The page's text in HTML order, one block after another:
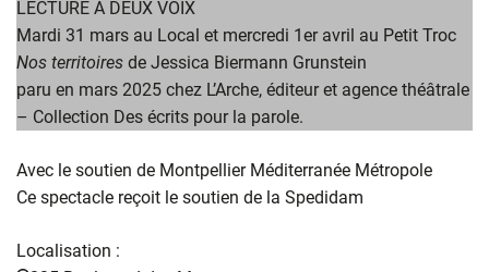
LECTURE À DEUX VOIX
Mardi 31 mars au Local et mercredi 1er avril au Petit Troc
Nos territoires de Jessica Biermann Grunstein
paru en mars 2025 chez L’Arche, éditeur et agence théâtrale
– Collection Des écrits pour la parole.
Avec le soutien de Montpellier Méditerranée Métropole
Ce spectacle reçoit le soutien de la Spedidam
Localisation :